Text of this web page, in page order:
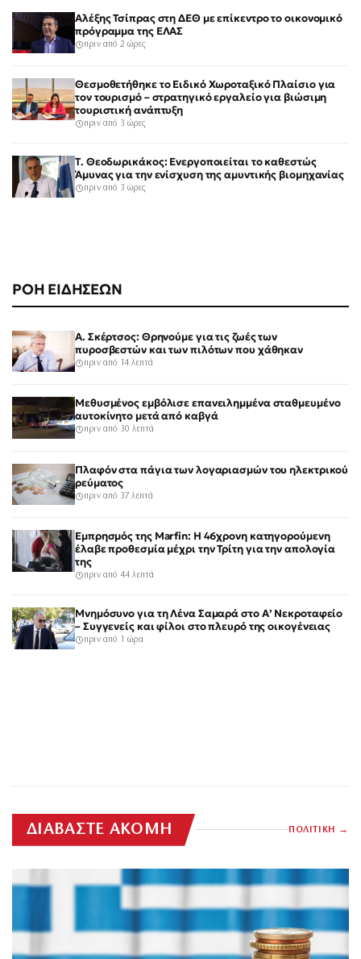
ΡΟΗ ΕΙΔΗΣΕΩΝ
Α. Σκέρτσος: Θρηνούμε για τις ζωές των
πυροσβεστών και των πιλότων που χάθηκαν
πριν από 14 λεπτά
Μεθυσμένος εμβόλισε επανειλημμένα σταθμευμένο
αυτοκίνητο μετά από καβγά
πριν από 30 λεπτά
Πλαφόν στα πάγια των λογαριασμών του ηλεκτρικού
ρεύματος
πριν από 37 λεπτά
Εμπρησμός της Marfin: Η 46χρονη κατηγορούμενη
έλαβε προθεσμία μέχρι την Τρίτη για την απολογία
της
πριν από 44 λεπτά
Μνημόσυνο για τη Λένα Σαμαρά στο Α’ Νεκροταφείο
– Συγγενείς και φίλοι στο πλευρό της οικογένειας
πριν από 1 ώρα
Αλέξης Τσίπρας στη ΔΕΘ με επίκεντρο το οικονομικό
πρόγραμμα της ΕΛΑΣ
πριν από 2 ώρες
Θεσμοθετήθηκε το Ειδικό Χωροταξικό Πλαίσιο για
τον τουρισμό – στρατηγικό εργαλείο για βιώσιμη
τουριστική ανάπτυξη
πριν από 3 ώρες
Τ. Θεοδωρικάκος: Ενεργοποιείται το καθεστώς
Άμυνας για την ενίσχυση της αμυντικής βιομηχανίας
πριν από 3 ώρες
ΔΙΑΒΑΣΤΕ ΑΚΟΜΗ ΠΟΛΙΤΙΚΗ